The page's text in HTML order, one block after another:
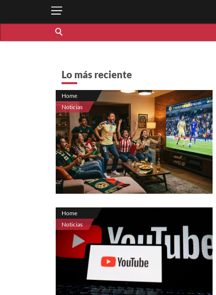
Lo más reciente
Home
Noticias
Home
Noticias